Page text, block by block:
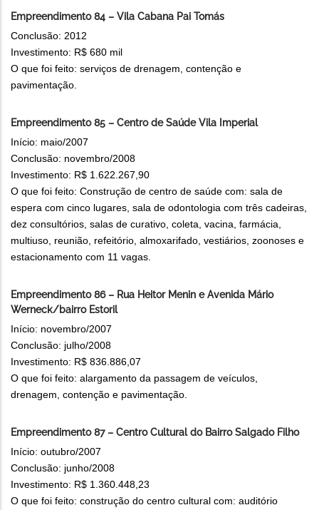
Empreendimento 84 – Vila Cabana Pai Tomás
Conclusão: 2012
Investimento: R$ 680 mil
O que foi feito: serviços de drenagem, contenção e
pavimentação.
Empreendimento 85 – Centro de Saúde Vila Imperial
Início: maio/2007
Conclusão: novembro/2008
Investimento: R$ 1.622.267,90
O que foi feito: Construção de centro de saúde com: sala de
espera com cinco lugares, sala de odontologia com três cadeiras,
dez consultórios, salas de curativo, coleta, vacina, farmácia,
multiuso, reunião, refeitório, almoxarifado, vestiários, zoonoses e
estacionamento com 11 vagas.
Empreendimento 86 – Rua Heitor Menin e Avenida Mário
Werneck/bairro Estoril
Início: novembro/2007
Conclusão: julho/2008
Investimento: R$ 836.886,07
O que foi feito: alargamento da passagem de veículos,
drenagem, contenção e pavimentação.
Empreendimento 87 – Centro Cultural do Bairro Salgado Filho
Início: outubro/2007
Conclusão: junho/2008
Investimento: R$ 1.360.448,23
O que foi feito: construção do centro cultural com: auditório